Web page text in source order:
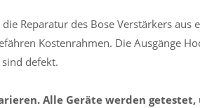
Reparatur des Bose Verstärkers aus
Kostenrahmen. Die Ausgänge
defekt.
Alle Geräte werden getestet,